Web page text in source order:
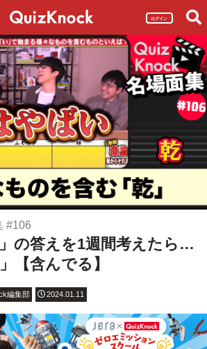
ログイン
#106
の答えを1週間考えたら…
【含んでる】
編集部 2024.01.11